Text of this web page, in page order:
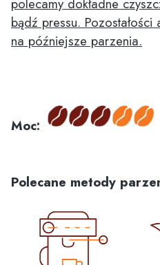
polecamy dokładne
bądź pressu.
na późniejsze parzenia.
Moc:
Polecane metody